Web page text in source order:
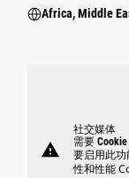
Africa, Middle
warning
社交媒体
需要 Cookie
要启用此
性和性能